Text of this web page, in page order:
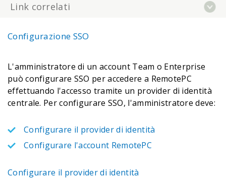
Link correlati
Configurazione SSO
L'amministratore di un account Team o Enterprise
può configurare SSO per accedere a RemotePC
effettuando l'accesso tramite un provider di identità
centrale. Per configurare SSO, l'amministratore deve:
Configurare il provider di identità
Configurare l'account RemotePC
Configurare il provider di identità